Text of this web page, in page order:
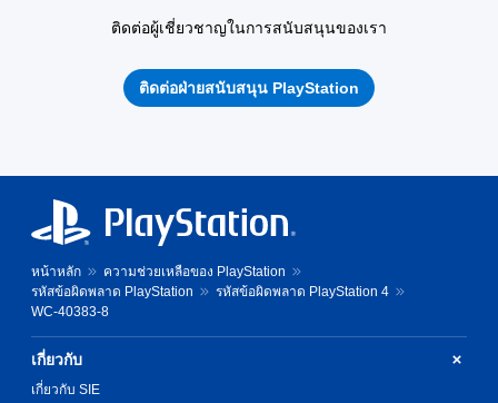
ติดต่อผู้เชี่ยวชาญในการสนับสนุนของเรา
ติดต่อฝ่ายสนับสนุน PlayStation
หน้าหลัก
ความช่วยเหลือของ PlayStation
รหัสข้อผิดพลาด PlayStation
รหัสข้อผิดพลาด PlayStation 4
WC-40383-8
เกี่ยวกับ
เกี่ยวกับ SIE